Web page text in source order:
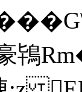
��
鴇